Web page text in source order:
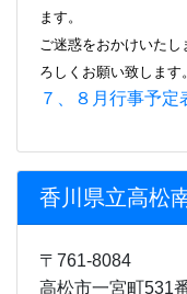
ます。
ご迷惑をおかけいたし
ろしくお願い致します。
７、８月行事予定
香川県立高松
〒761-8084
高松市一宮町531